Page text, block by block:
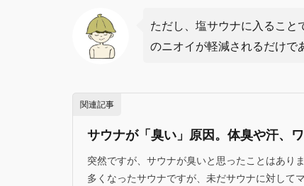
ただし、塩サウナに入ること
のニオイが軽減されるだけで
関連記事
サウナが「臭い」原因。体臭や汗、
突然ですが、サウナが臭いと思ったことはあり
多くなったサウナですが、未だサウナに対して